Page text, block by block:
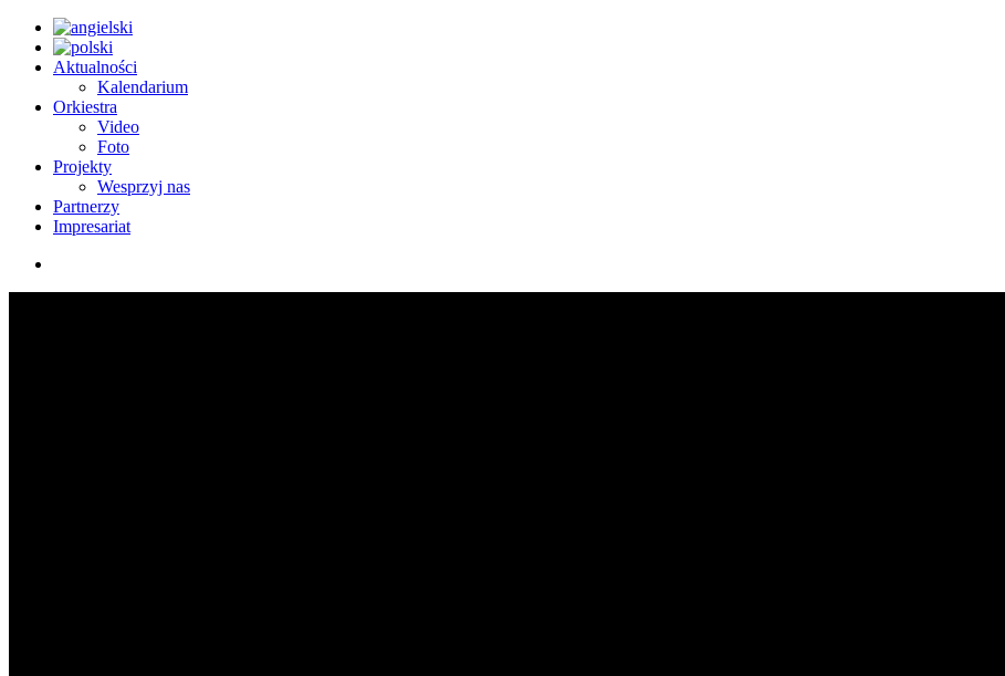
Aktualności
Kalendarium
Orkiestra
Video
Foto
Projekty
Wesprzyj nas
Partnerzy
Impresariat